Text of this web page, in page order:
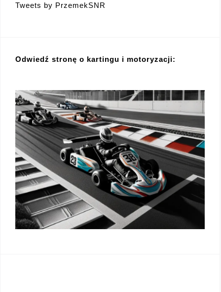
Tweets by PrzemekSNR
Odwiedź stronę o kartingu i motoryzacji: